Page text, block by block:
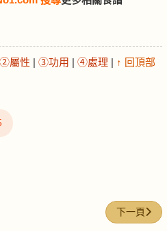
②屬性 | ③功用 | ④處理 | ↑ 回頂部
下一篇文
下一頁